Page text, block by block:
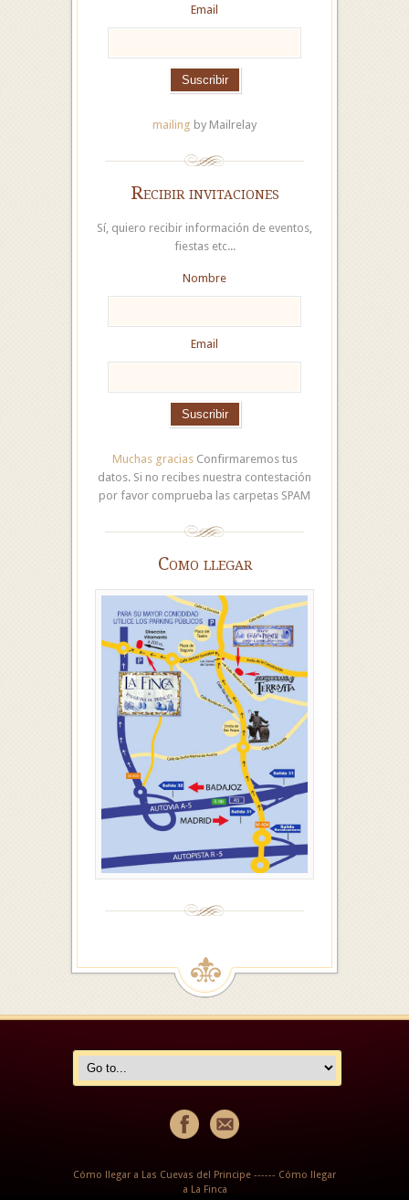
Email
mailing by Mailrelay
Recibir invitaciones
Sí, quiero recibir información de eventos,
fiestas etc...
Nombre
Email
Muchas graciasConfirmaremos tus
datos. Si no recibes nuestra contestación
por favor comprueba las carpetas SPAM
Como llegar
Cómo llegar a Las Cuevas del Principe ------ Cómo llegar
a La Finca